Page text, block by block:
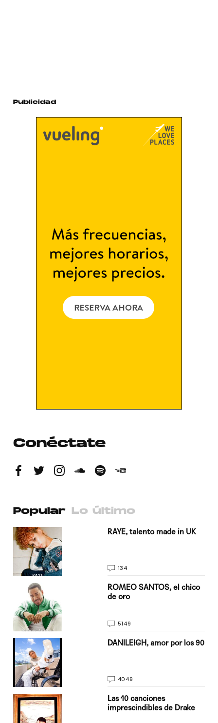
Publicidad
Conéctate
Popular Lo último
RAYE, talento made in UK
134
ROMEO SANTOS, el chico
de oro
5149
DANILEIGH, amor por los 90
4049
Las 10 canciones
imprescindibles de Drake